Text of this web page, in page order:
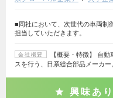
■同社において、次世代の車両制
担当していただきます。
会社概要
【概要・特徴】 自
スを行う、日系総合部品メーカ
興味あり